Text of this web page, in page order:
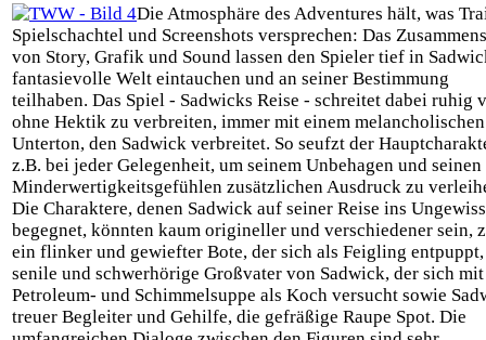
Die Atmosphäre des Adventures hält, was
Spielschachtel und Screenshots versprechen: Das
von Story, Grafik und Sound lassen den Spieler tief in
fantasievolle Welt eintauchen und an seiner Bestimmung
teilhaben. Das Spiel - Sadwicks Reise - schreitet dabei ruhig
ohne Hektik zu verbreiten, immer mit einem melancholischen
Unterton, den Sadwick verbreitet. So seufzt der
z.B. bei jeder Gelegenheit, um seinem Unbehagen und seinen
Minderwertigkeitsgefühlen zusätzlichen Ausdruck zu
Die Charaktere, denen Sadwick auf seiner Reise ins
begegnet, könnten kaum origineller und verschiedener sein,
ein flinker und gewiefter Bote, der sich als Feigling
senile und schwerhörige Großvater von Sadwick, der sich mit
Petroleum- und Schimmelsuppe als Koch versucht sowie
treuer Begleiter und Gehilfe, die gefräßige Raupe Spot. Die